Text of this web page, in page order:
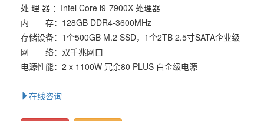
处 理 器 ：Intel Core i9-7900X 处理器
内 存：128GB DDR4-3600MHz
存储设备：1个500GB M.2 SSD，1个2TB 2.5寸SATA企业级
网 络：双千兆网口
电源性能：2 x 1100W 冗余80 PLUS 白金级电源
在线咨询